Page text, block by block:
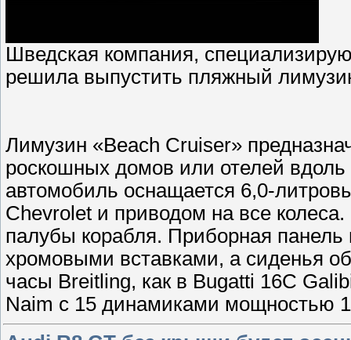
Шведская компания,
решила выпустить пляжный
Лимузин «Beach Cruiser»
роскошных домов или отелей
автомобиль оснащается 6,0-
Chevrolet и приводом на все
палубы корабля. Приборная
хромовыми вставками, а сиденья
часы Breitling, как в Bugatti 16С
Naim с 15 динамиками мощностью 1